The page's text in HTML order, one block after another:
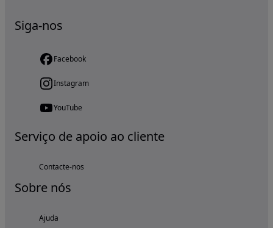
Siga-nos
Facebook
Instagram
YouTube
Serviço de apoio ao cliente
Contacte-nos
Sobre nós
Ajuda